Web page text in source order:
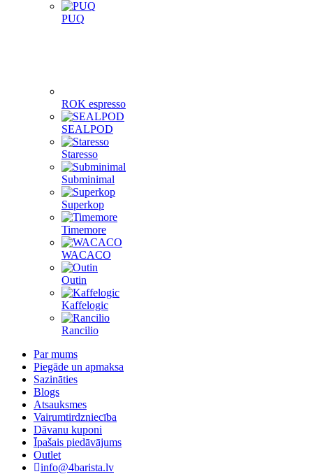
PUQ
ROK espresso
SEALPOD
Staresso
Subminimal
Superkop
Timemore
WACACO
Outin
Kaffelogic
Rancilio
Par mums
Piegāde un apmaksa
Sazināties
Blogs
Atsauksmes
Vairumtirdzniecība
Dāvanu kuponi
Īpašais piedāvājums
Outlet
info@4barista.lv